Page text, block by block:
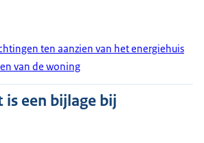
ten aanzien van het energiehuis
van de woning
een bijlage bij